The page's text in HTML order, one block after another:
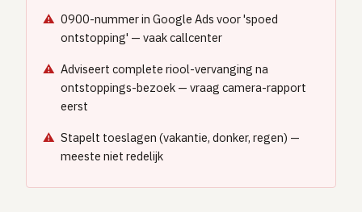
0900-nummer in Google Ads voor 'spoed
ontstopping' — vaak callcenter
Adviseert complete riool-vervanging na
ontstoppings-bezoek — vraag camera-rapport
eerst
Stapelt toeslagen (vakantie, donker, regen) —
meeste niet redelijk